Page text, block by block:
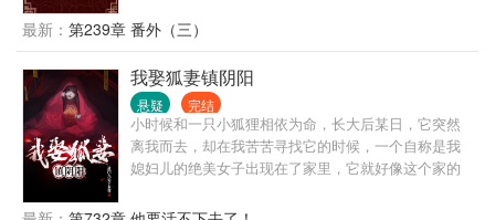
最新： 第239章 番外（三）
我娶狐妻镇阴阳
悬疑 完结
小时候和一只小狐狸相依为命，长大后某日，它突然
离我而去，却在我苦苦寻找它的时候，一个自称是我
媳妇儿的绝美女子出现在了家里，它就好像这个家的